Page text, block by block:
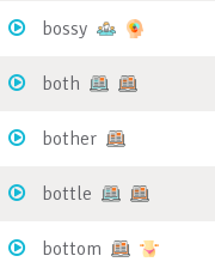
bossy
both
bother
bottle
bottom